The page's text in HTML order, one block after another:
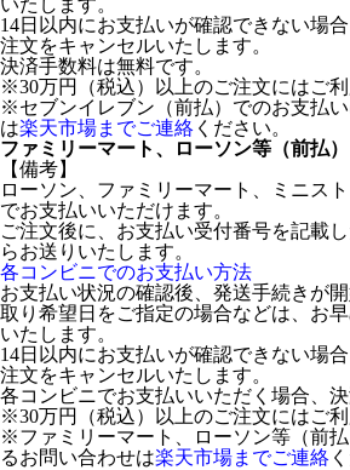
いたします。
14日以内にお支払いが確認できない場
注文をキャンセルいたします。
決済手数料は無料です。
※30万円（税込）以上のご注文にはご利
※セブンイレブン（前払）でのお支払
は楽天市場までご連絡 ください。
ファミリーマート、ローソン等（前払）
【備考】
ローソン、ファミリーマート、ミニス
でお支払いいただけます。
ご注文後に、お支払い受付番号を記載
らお送りいたします。
各コンビニでのお支払い方法
お支払い状況の確認後、発送手続きが
取り希望日をご指定の場合などは、お
いたします。
14日以内にお支払いが確認できない場
注文をキャンセルいたします。
各コンビニでお支払いいただく場合、決
※30万円（税込）以上のご注文にはご利
※ファミリーマート、ローソン等（前
るお問い合わせは楽天市場までご連絡